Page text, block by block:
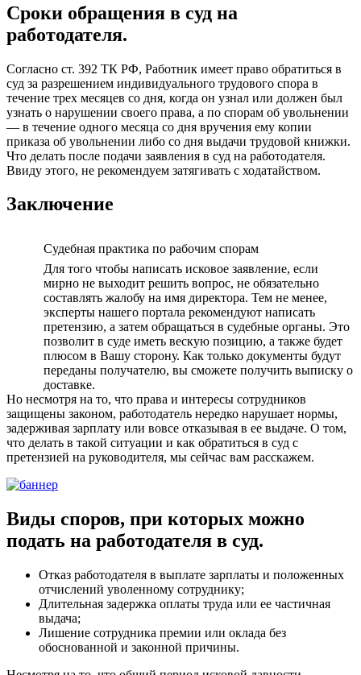
Сроки обращения в суд на
работодателя.
Согласно ст. 392 ТК РФ, Работник имеет право обратиться в
суд за разрешением индивидуального трудового спора в
течение трех месяцев со дня, когда он узнал или должен был
узнать о нарушении своего права, а по спорам об увольнении
— в течение одного месяца со дня вручения ему копии
приказа об увольнении либо со дня выдачи трудовой книжки.
Что делать после подачи заявления в суд на работодателя.
Ввиду этого, не рекомендуем затягивать с ходатайством.
Заключение
Судебная практика по рабочим спорам
Для того чтобы написать исковое заявление, если
мирно не выходит решить вопрос, не обязательно
составлять жалобу на имя директора. Тем не менее,
эксперты нашего портала рекомендуют написать
претензию, а затем обращаться в судебные органы. Это
позволит в суде иметь вескую позицию, а также будет
плюсом в Вашу сторону. Как только документы будут
переданы получателю, вы сможете получить выписку о
доставке.
Но несмотря на то, что права и интересы сотрудников
защищены законом, работодатель нередко нарушает нормы,
задерживая зарплату или вовсе отказывая в ее выдаче. О том,
что делать в такой ситуации и как обратиться в суд с
претензией на руководителя, мы сейчас вам расскажем.
Виды споров, при которых можно
подать на работодателя в суд.
Отказ работодателя в выплате зарплаты и положенных
отчислений уволенному сотруднику;
Длительная задержка оплаты труда или ее частичная
выдача;
Лишение сотрудника премии или оклада без
обоснованной и законной причины.